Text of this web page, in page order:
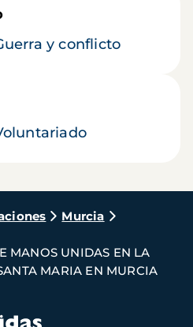
y conflicto
Murcia
MANOS UNIDAS EN LA
MARIA EN MURCIA